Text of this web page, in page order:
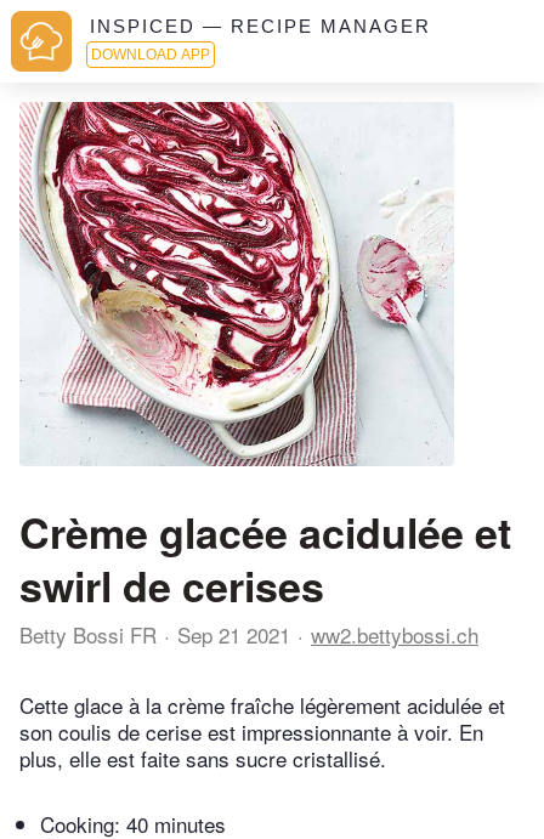
INSPICED — RECIPE MANAGER
DOWNLOAD APP
Crème glacée acidulée et
swirl de cerises
Betty Bossi FR Sep 21 2021 ww2.bettybossi.ch
Cette glace à la crème fraîche légèrement acidulée et
son coulis de cerise est impressionnante à voir. En
plus, elle est faite sans sucre cristallisé.
Cooking: 40 minutes